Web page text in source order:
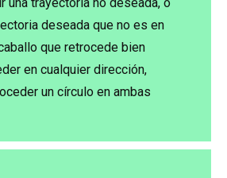
deseada que no es en
que retrocede bien
en cualquier dirección,
un círculo en ambas